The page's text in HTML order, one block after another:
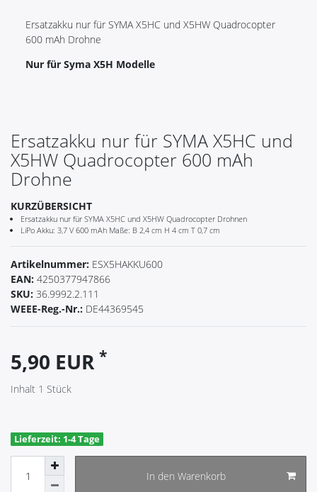
Ersatzakku nur für SYMA X5HC und X5HW Quadrocopter
600 mAh Drohne
Nur für Syma X5H Modelle
Ersatzakku nur für SYMA X5HC und
X5HW Quadrocopter 600 mAh
Drohne
KURZÜBERSICHT
Ersatzakku nur für SYMA X5HC und X5HW Quadrocopter Drohnen
LiPo Akku: 3,7 V 600 mAh Maße: B 2,4 cm H 4 cm T 0,7 cm
Artikelnummer: ESX5HAKKU600
EAN: 4250377947866
SKU: 36.9992.2.111
WEEE-Reg.-Nr.: DE44369545
5,90 EUR *
Inhalt 1 Stück
Lieferzeit: 1-4 Tage
In den Warenkorb